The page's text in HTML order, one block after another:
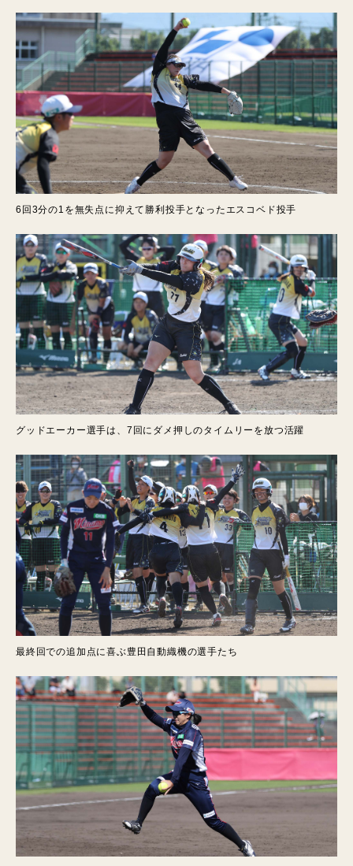
6回3分の1を無失点に抑えて勝利投手となったエスコベド投手
グッドエーカー選手は、7回にダメ押しのタイムリーを放つ活躍
最終回での追加点に喜ぶ豊田自動織機の選手たち